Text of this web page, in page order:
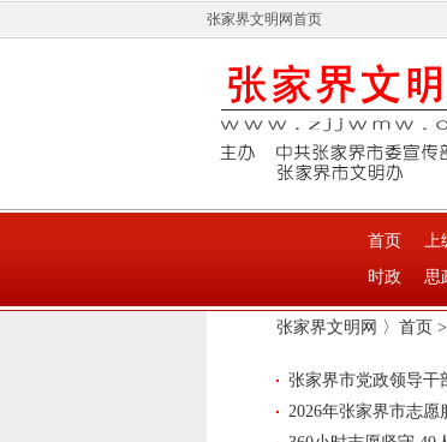
张家界文明网首页
首页 上
时政
思
张家界文明网 〉 首页 >
张家界市党政领导干
2026年张家界市志